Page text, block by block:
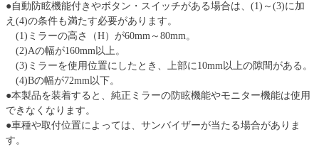
●自動防眩機能付きやボタン・スイッチがある場合は、(1)～(3)に加
え(4)の条件も満たす必要があります。
(1)ミラーの高さ（H）が60mm～80mm。
(2)Aの幅が160mm以上。
(3)ミラーを使用位置にしたとき、上部に10mm以上の隙間がある。
(4)Bの幅が72mm以下。
●本製品を装着すると、純正ミラーの防眩機能やモニター機能は使用
できなくなります。
●車種や取付位置によっては、サンバイザーが当たる場合がありま
す。